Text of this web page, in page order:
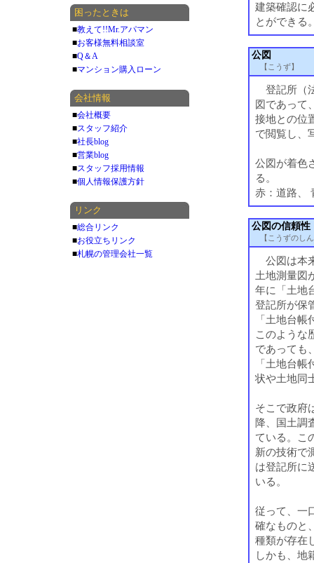
建築確認に
とができる
公図
【こうず】
登記所（
図であって
接地との位
で閲覧し、
公図が着色
る。
赤：道路、
公図の信頼性
【こうずのし
公図は本
土地測量図
年に「土地
登記所が保
「土地台
このような
であっても
「土地台
状や土地同
そこで政府
降、国土調
ている。こ
新の技術で
は登記所に
いる。
従って、一
確なものと
種類が存在
しかも、地
困ったときは
■教えて!!Mr.アパマン
■お客様無料相談室
■Q＆A
■マンション購入ローン
会社情報
■会社概要
■スタッフ紹介
■社長blog
■営業blog
■スタッフ採用情報
■個人情報保護方針
リンク
■総合リンク
■お役立ちリンク
■札幌の管理会社一覧